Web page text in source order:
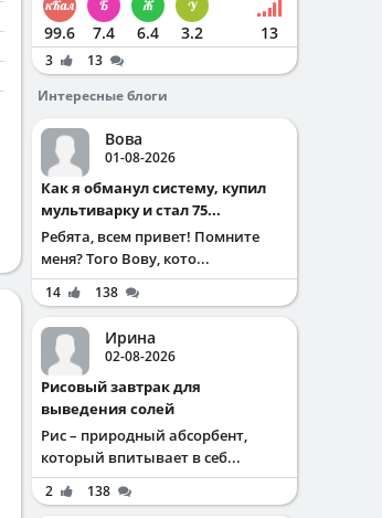
99.6 7.4 6.4 3.2 13
3
13
Интересные блоги
Вова
01-08-2026
Как я обманул систему, купил
мультиварку и стал 75...
Ребята, всем привет! Помните
меня? Того Вову, кото...
14 138
Ирина
02-08-2026
Рисовый завтрак для
выведения солей
Рис – природный абсорбент,
который впитывает в себ...
2 138